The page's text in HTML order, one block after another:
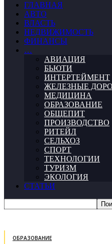
ГЛАВНАЯ
АВТО
ВЛАСТЬ
НЕДВИЖИМОСТЬ
ФИНАНСЫ
…
АВИАЦИЯ
БЬЮТИ
ИНТЕРТЕЙМЕНТ
ЖЕЛЕЗНЫЕ
МЕДИЦИНА
ОБРАЗОВАНИЕ
ОБЩЕПИТ
ПРОИЗВОДСТВО
РИТЕЙЛ
СЕЛЬХОЗ
СПОРТ
ТЕХНОЛОГИИ
ТУРИЗМ
ЭКОЛОГИЯ
СТАТЬИ
ОБРАЗОВАНИЕ